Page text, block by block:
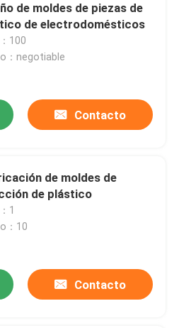
de moldes de piezas de
de electrodomésticos
100
：negotiable
Contacto
de moldes de
de plástico
1
：10
Contacto